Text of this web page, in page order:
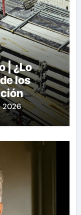
| ¿Lo
los
2026